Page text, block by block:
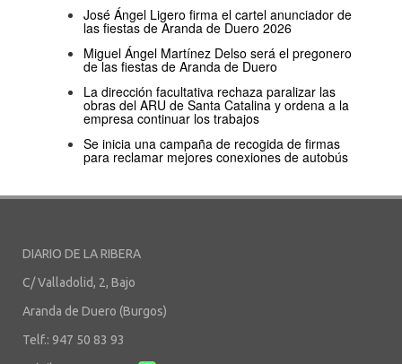
José Ángel Ligero firma el cartel anunciador de
las fiestas de Aranda de Duero 2026
Miguel Ángel Martínez Delso será el pregonero
de las fiestas de Aranda de Duero
La dirección facultativa rechaza paralizar las
obras del ARU de Santa Catalina y ordena a la
empresa continuar los trabajos
Se inicia una campaña de recogida de firmas
para reclamar mejores conexiones de autobús
DIARIO DE LA RIBERA
C/ Valladolid, 2, Bajo
Aranda de Duero (Burgos)
Telf.: 947 50 83 93